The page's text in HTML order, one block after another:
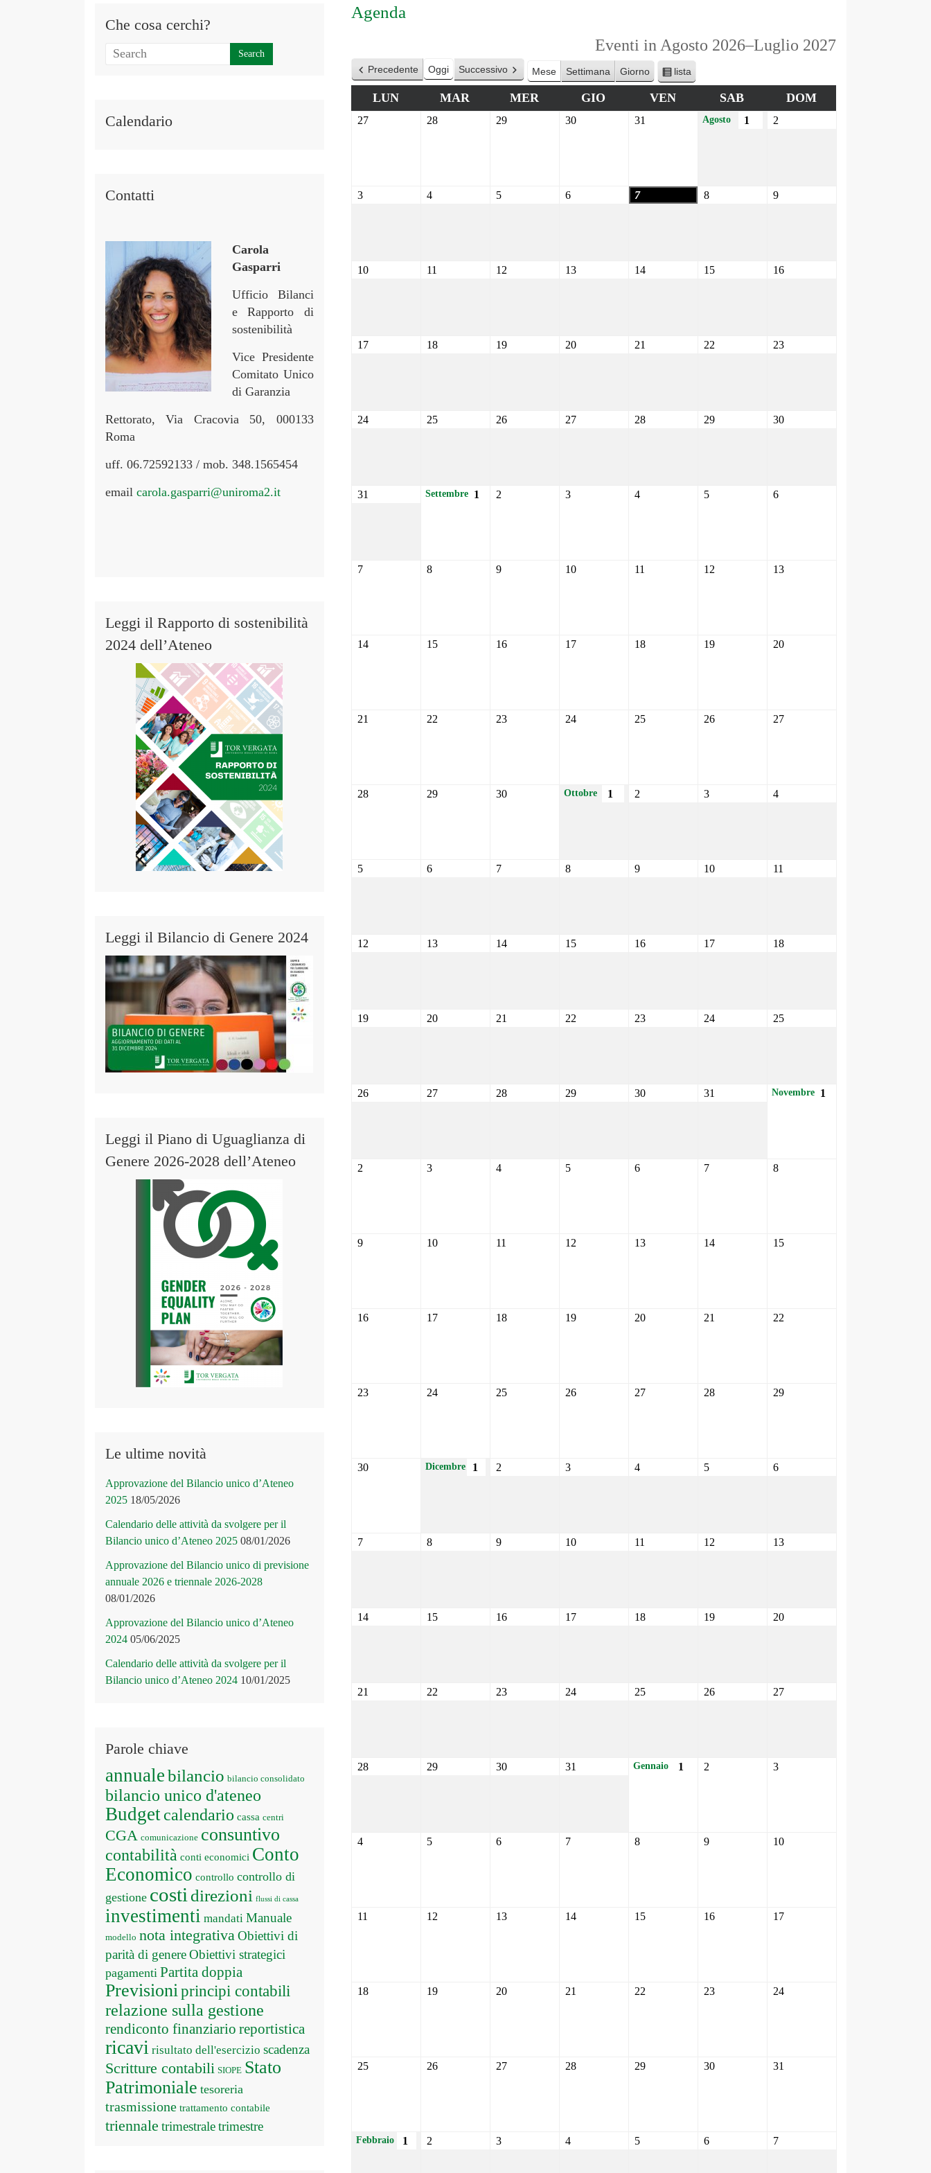
Agenda
Eventi in Agosto 2026–Luglio 2027
Precedente Oggi Successivo Mese Settimana Giorno
V
lista
LUN MAR MER GIO VEN SAB DOM
27 28 29 30 31 Agosto 1 2
3 4 5 6 7 8 9
10 11 12 13 14 15 16
17 18 19 20 21 22 23
24 25 26 27 28 29 30
31 Settembre 1 2 3 4 5 6
7 8 9 10 11 12 13
14 15 16 17 18 19 20
21 22 23 24 25 26 27
28 29 30 Ottobre 1 2 3 4
5 6 7 8 9 10 11
12 13 14 15 16 17 18
19 20 21 22 23 24 25
26 27 28 29 30 31 Novembre 1
2 3 4 5 6 7 8
9 10 11 12 13 14 15
16 17 18 19 20 21 22
23 24 25 26 27 28 29
30 Dicembre 1 2 3 4 5 6
7 8 9 10 11 12 13
14 15 16 17 18 19 20
21 22 23 24 25 26 27
28 29 30 31 Gennaio 1 2 3
4 5 6 7 8 9 10
11 12 13 14 15 16 17
18 19 20 21 22 23 24
25 26 27 28 29 30 31
Febbraio 1 2 3 4 5 6 7
Che cosa cerchi?
Calendario
Contatti
Carola
Gasparri
Ufficio Bilanci
e Rapporto di
sostenibilità
Vice Presidente
Comitato Unico
di Garanzia
Rettorato, Via Cracovia 50, 000133
Roma
uff. 06.72592133 / mob. 348.1565454
email carola.gasparri@uniroma2.it
Leggi il Rapporto di sostenibilità
2024 dell’Ateneo
Leggi il Bilancio di Genere 2024
Leggi il Piano di Uguaglianza di
Genere 2026-2028 dell’Ateneo
Le ultime novità
Approvazione del Bilancio unico d’Ateneo
2025 18/05/2026
Calendario delle attività da svolgere per il
Bilancio unico d’Ateneo 2025 08/01/2026
Approvazione del Bilancio unico di previsione
annuale 2026 e triennale 2026-2028
08/01/2026
Approvazione del Bilancio unico d’Ateneo
2024 05/06/2025
Calendario delle attività da svolgere per il
Bilancio unico d’Ateneo 2024 10/01/2025
Parole chiave
annualebilancio bilancio consolidato
bilancio unico d'ateneo
Budgetcalendario cassa centri
CGA comunicazione consuntivo
contabilità conti economici Conto
Economico controllo controllo di
gestione costi direzioni flussi di cassa
investimenti mandati Manuale
modello nota integrativa Obiettivi di
parità di genereObiettivi strategici
pagamenti Partita doppia
Previsioni principi contabili
relazione sulla gestione
rendiconto finanziario reportistica
ricavi risultato dell'esercizio scadenza
Scritture contabili SIOPE Stato
Patrimoniale tesoreria
trasmissione trattamento contabile
triennale trimestraletrimestre